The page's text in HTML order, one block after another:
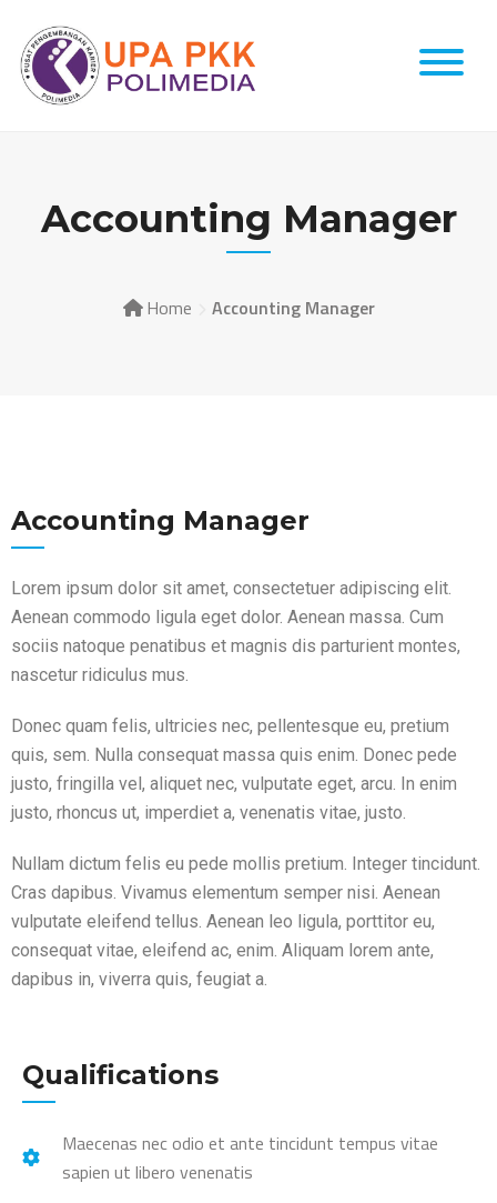
Accounting Manager
Home Accounting Manager
Accounting Manager
Lorem ipsum dolor sit amet, consectetuer adipiscing elit.
Aenean commodo ligula eget dolor. Aenean massa. Cum
sociis natoque penatibus et magnis dis parturient montes,
nascetur ridiculus mus.
Donec quam felis, ultricies nec, pellentesque eu, pretium
quis, sem. Nulla consequat massa quis enim. Donec pede
justo, fringilla vel, aliquet nec, vulputate eget, arcu. In enim
justo, rhoncus ut, imperdiet a, venenatis vitae, justo.
Nullam dictum felis eu pede mollis pretium. Integer tincidunt.
Cras dapibus. Vivamus elementum semper nisi. Aenean
vulputate eleifend tellus. Aenean leo ligula, porttitor eu,
consequat vitae, eleifend ac, enim. Aliquam lorem ante,
dapibus in, viverra quis, feugiat a.
Qualifications
Maecenas nec odio et ante tincidunt tempus vitae
sapien ut libero venenatis